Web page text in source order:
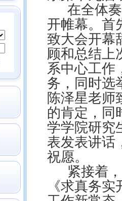
在全体
开帷幕。首
致大会开幕
顾和总结上
系中心工作
务，同时选
陈泽星老师
的肯定，同
学学院研究
表发表讲话
祝愿。
紧接着
《求真务